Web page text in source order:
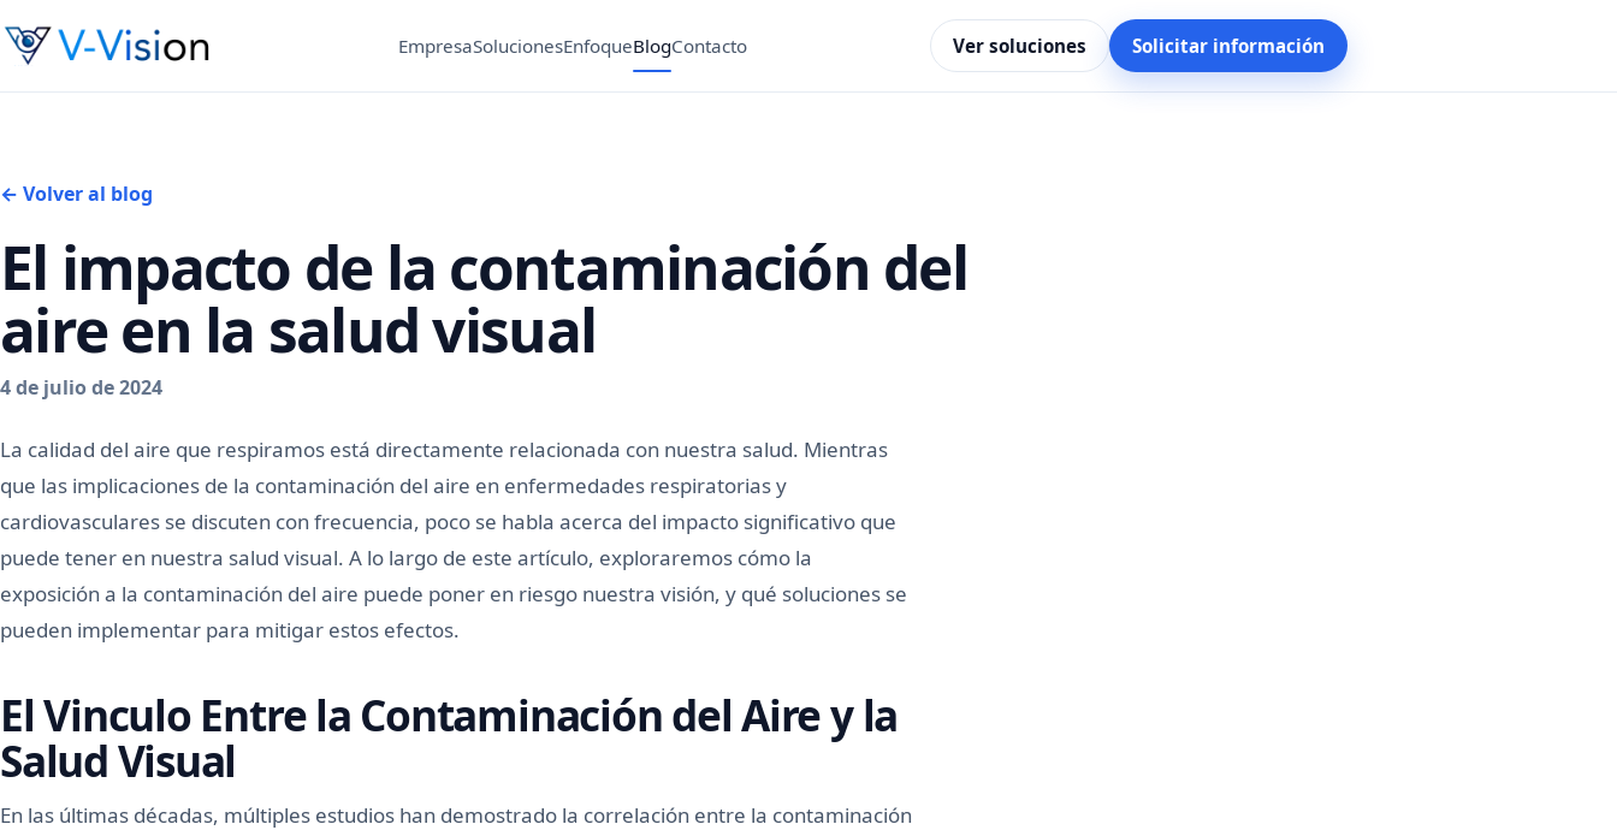
EmpresaSolucionesEnfoqueBlogContacto Ver soluciones Solicitar información
← Volver al blog
El impacto de la contaminación del
aire en la salud visual
4 de julio de 2024
La calidad del aire que respiramos está directamente relacionada con nuestra salud. Mientras
que las implicaciones de la contaminación del aire en enfermedades respiratorias y
cardiovasculares se discuten con frecuencia, poco se habla acerca del impacto significativo que
puede tener en nuestra salud visual. A lo largo de este artículo, exploraremos cómo la
exposición a la contaminación del aire puede poner en riesgo nuestra visión, y qué soluciones se
pueden implementar para mitigar estos efectos.
El Vinculo Entre la Contaminación del Aire y la
Salud Visual
En las últimas décadas, múltiples estudios han demostrado la correlación entre la contaminación